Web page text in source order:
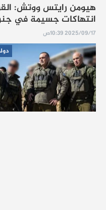
هيومن رايتس ووتش:
انتهاكات جسيمة في
2025/09/17 10:39ص